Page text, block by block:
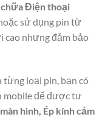
chữa Điện thoại
sử dụng pin từ
cao nhưng đảm bảo
từng loại pin, bạn có
mobile để được tư
hình, Ép kính cảm